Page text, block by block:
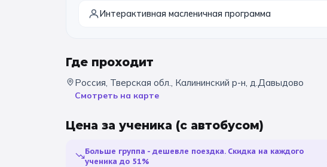
Интерактивная масленичная программа
Где проходит
Россия, Тверская обл., Калининский р-н, д.Давыдово
Смотреть на карте
Цена за ученика (с автобусом)
Больше группа - дешевле поездка. Скидка на каждого
ученика до 51%